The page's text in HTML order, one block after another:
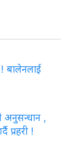
! बालेनलाई
अनुसन्धान ,
प्रहरी !